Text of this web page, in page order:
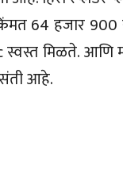
64 हजार
स्वस्त मिळते. आणि
आहे.